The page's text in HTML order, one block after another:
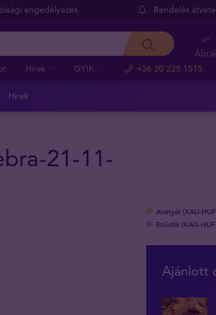
engedélyezés Rendelés
Hírek GYIK +36 20 225 1515
Hírek
21-11-
Aranyár (XAU-
Ezüstár (XAG-
Ajánlott